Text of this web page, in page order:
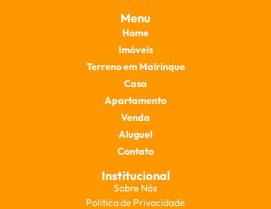
Menu
Home
Imóveis
Terreno em Mairinque
Casa
Apartamento
Venda
Aluguel
Contato
Institucional
Sobre Nós
Politica de Privacidade